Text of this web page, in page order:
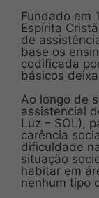
Fundado em
Espírita
de
base os
codificada
básicos
Ao longo de
assistencial
Luz – SOL),
carência
dificuldade
situação
habitar em
nenhum tipo